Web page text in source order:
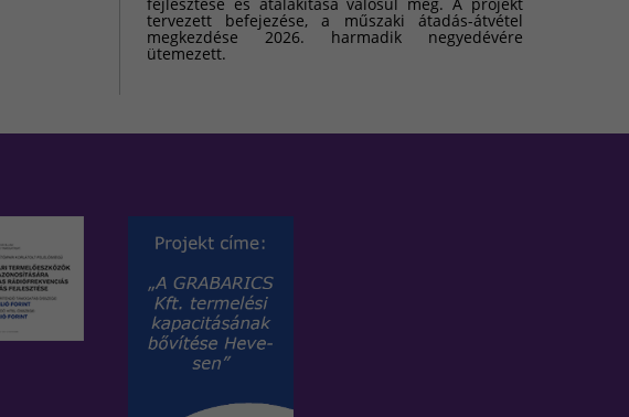
tervezett befejezése, a műszaki átadás-átvétel
megkezdése 2026. harmadik negyedévére
ütemezett.